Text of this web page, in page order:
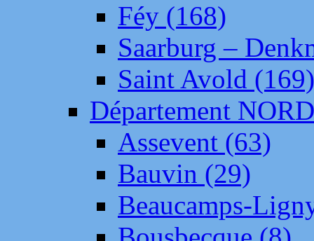
Féy (168)
Saarburg –
Saint Avold (169)
Département NORD
Assevent (63)
Bauvin (29)
Beaucamps-